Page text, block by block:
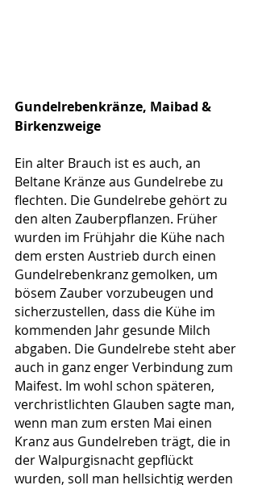
Gundelrebenkränze, Maibad &
Birkenzweige
Ein alter Brauch ist es auch, an
Beltane Kränze aus Gundelrebe zu
flechten. Die Gundelrebe gehört zu
den alten Zauberpflanzen. Früher
wurden im Frühjahr die Kühe nach
dem ersten Austrieb durch einen
Gundelrebenkranz gemolken, um
bösem Zauber vorzubeugen und
sicherzustellen, dass die Kühe im
kommenden Jahr gesunde Milch
abgaben. Die Gundelrebe steht aber
auch in ganz enger Verbindung zum
Maifest. Im wohl schon späteren,
verchristlichten Glauben sagte man,
wenn man zum ersten Mai einen
Kranz aus Gundelreben trägt, die in
der Walpurgisnacht gepflückt
wurden, soll man hellsichtig werden